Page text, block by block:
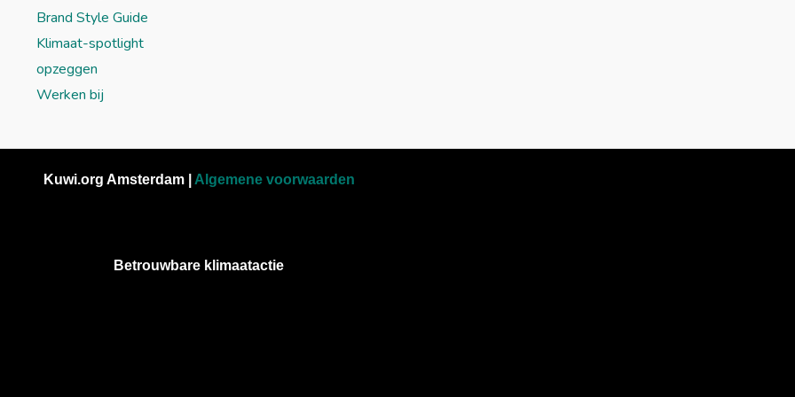
Brand Style Guide
Klimaat-spotlight
opzeggen
Werken bij
Kuwi.org Amsterdam | Algemene voorwaarden
Betrouwbare klimaatactie